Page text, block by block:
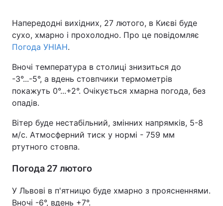
Напередодні вихідних, 27 лютого, в Києві буде
сухо, хмарно і прохолодно. Про це повідомляє
Погода УНІАН.
Вночі температура в столиці знизиться до
-3°...-5°, а вдень стовпчики термометрів
покажуть 0°...+2°. Очікується хмарна погода, без
опадів.
Вітер буде нестабільний, змінних напрямків, 5-8
м/с. Атмосферний тиск у нормі - 759 мм
ртутного стовпа.
Погода 27 лютого
У Львові в п'ятницю буде хмарно з проясненнями.
Вночі -6°, вдень +7°.